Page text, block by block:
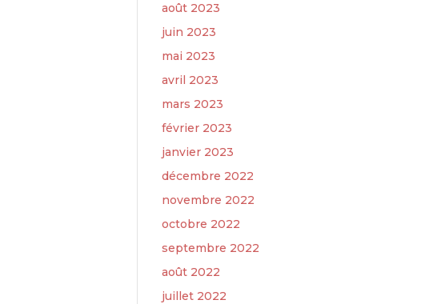
août 2023
juin 2023
mai 2023
avril 2023
mars 2023
février 2023
janvier 2023
décembre 2022
novembre 2022
octobre 2022
septembre 2022
août 2022
juillet 2022